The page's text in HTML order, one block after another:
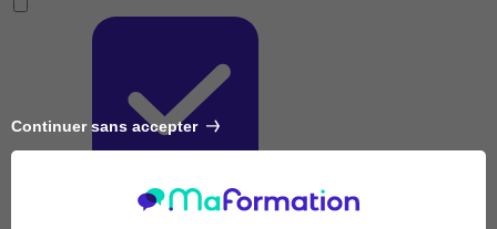
Continuer sans accepter